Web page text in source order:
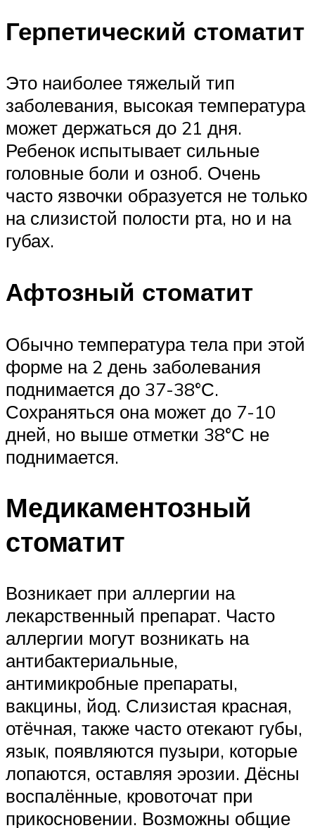
Герпетический стоматит
Это наиболее тяжелый тип
заболевания, высокая температура
может держаться до 21 дня.
Ребенок испытывает сильные
головные боли и озноб. Очень
часто язвочки образуется не только
на слизистой полости рта, но и на
губах.
Афтозный стоматит
Обычно температура тела при этой
форме на 2 день заболевания
поднимается до 37-38°С.
Сохраняться она может до 7-10
дней, но выше отметки 38°С не
поднимается.
Медикаментозный
стоматит
Возникает при аллергии на
лекарственный препарат. Часто
аллергии могут возникать на
антибактериальные,
антимикробные препараты,
вакцины, йод. Слизистая красная,
отёчная, также часто отекают губы,
язык, появляются пузыри, которые
лопаются, оставляя эрозии. Дёсны
воспалённые, кровоточат при
прикосновении. Возможны общие